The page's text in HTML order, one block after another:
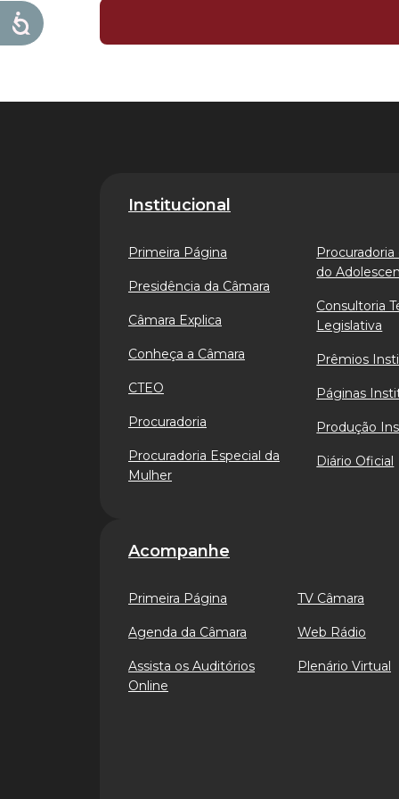
Institucional
Primeira Página
Presidência da Câmara
Câmara Explica
Conheça a Câmara
CTEO
Procuradoria
Procuradoria Especial da
Mulher
Procuradoria
do
Consultoria
Legislativa
Prêmios
Páginas
Produção
Diário Oficial
Acompanhe
Primeira Página
Agenda da Câmara
Assista os Auditórios
Online
TV Câmara
Web Rádio
Plenário Virtual